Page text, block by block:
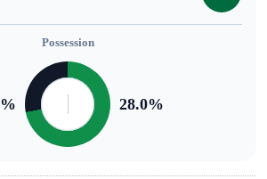
Possession
% 28.0%